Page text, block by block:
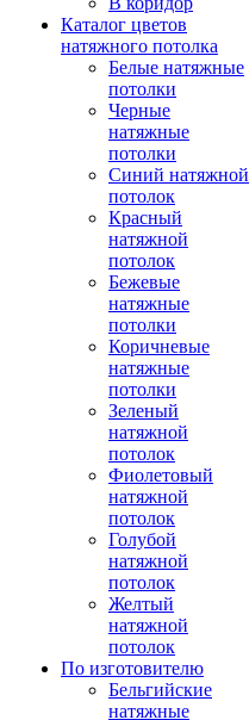
Каталог цветов
натяжного потолка
Белые натяжные
потолки
Черные
натяжные
потолки
Синий натяжной
потолок
Красный
натяжной
потолок
Бежевые
натяжные
потолки
Коричневые
натяжные
потолки
Зеленый
натяжной
потолок
Фиолетовый
натяжной
потолок
Голубой
натяжной
потолок
Желтый
натяжной
потолок
По изготовителю
Бельгийские
натяжные